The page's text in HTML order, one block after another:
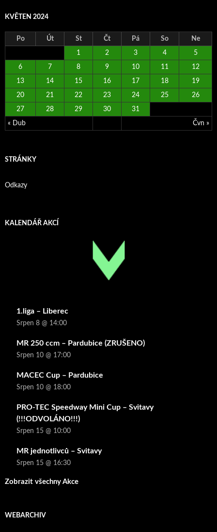
KVĚTEN 2024
Po Út St Čt Pá So Ne
« Dub Čvn »
1 2 3 4 5
6 7 8 9 10 11 12
13 14 15 16 17 18 19
20 21 22 23 24 25 26
27 28 29 30 31
STRÁNKY
Odkazy
KALENDÁŘ AKCÍ
1.liga – Liberec
Srpen 8 @ 14:00
MR 250 ccm – Pardubice (ZRUŠENO)
Srpen 10 @ 17:00
MACEC Cup – Pardubice
Srpen 10 @ 18:00
PRO-TEC Speedway Mini Cup – Svitavy
(!!!ODVOLÁNO!!!)
Srpen 15 @ 10:00
MR jednotlivců – Svitavy
Srpen 15 @ 16:30
Zobrazit všechny Akce
WEBARCHIV